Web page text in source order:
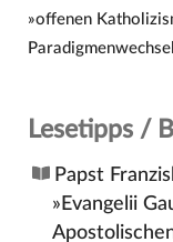
»offenen
Lesetipps /
Papst
»Evangelii